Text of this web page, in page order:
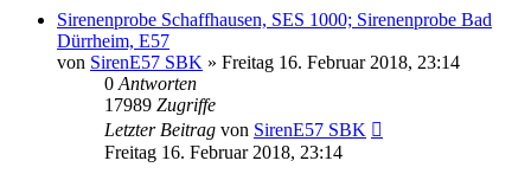
Sirenenprobe Schaffhausen, SES 1000; Sirenenprobe Bad
Dürrheim, E57
von SirenE57 SBK » Freitag 16. Februar 2018, 23:14
0 Antworten
17989 Zugriffe
Letzter Beitrag von SirenE57 SBK
Freitag 16. Februar 2018, 23:14